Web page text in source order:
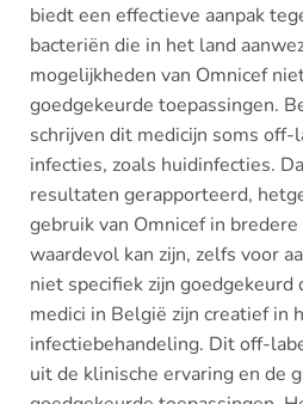
biedt een effectieve aanpak
bacteriën die in het land
mogelijkheden van Omnicef
goedgekeurde toepassingen.
schrijven dit medicijn soms off-
infecties, zoals huidinfecties.
resultaten gerapporteerd,
gebruik van Omnicef in
waardevol kan zijn, zelfs voor
niet specifiek zijn goedgekeurd
medici in België zijn creatief in
infectiebehandeling. Dit off-
uit de klinische ervaring en de